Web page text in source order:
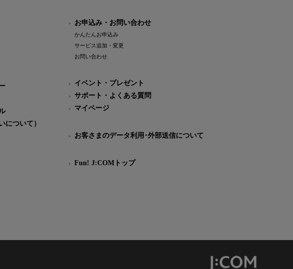
について）
お申込み・お問い合わせ
かんたんお申込み
サービス追加・変更
お問い合わせ
イベント・プレゼント
サポート・よくある質問
マイページ
お客さまのデータ利用･外部送信について
Fun! J:COMトップ